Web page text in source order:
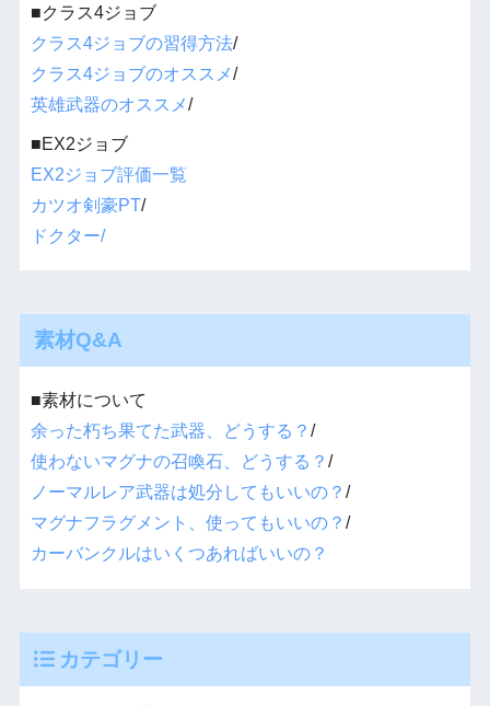
■クラス4ジョブ
クラス4ジョブの習得方法/
クラス4ジョブのオススメ/
英雄武器のオススメ/
■EX2ジョブ
EX2ジョブ評価一覧
カツオ剣豪PT/
ドクター/
素材Q&A
■素材について
余った朽ち果てた武器、どうする？ /
使わないマグナの召喚石、どうする？ /
ノーマルレア武器は処分してもいいの？ /
マグナフラグメント、使ってもいいの？ /
カーバンクルはいくつあればいいの？
カテゴリー